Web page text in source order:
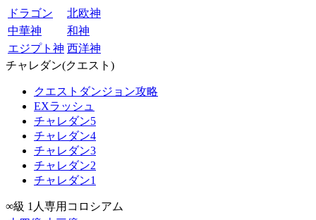
ドラゴン
北欧神
中華神
和神
エジプト神 西洋神
チャレダン(クエスト)
クエストダンジョン攻略
EXラッシュ
チャレダン5
チャレダン4
チャレダン3
チャレダン2
チャレダン1
∞級 1人専用コロシアム